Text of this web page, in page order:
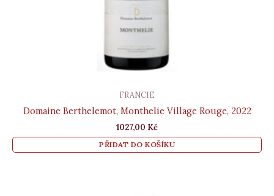
FRANCIE
Domaine Berthelemot, Monthelie Village Rouge, 2022
1027,00 Kč
PŘIDAT DO KOŠÍKU